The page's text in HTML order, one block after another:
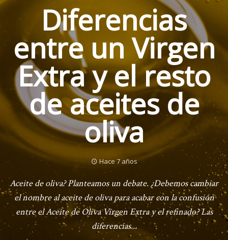
Diferencias
entre un Virgen
Extra y el resto
de aceites de
oliva
Hace 7 años
Aceite de oliva? Planteamos un debate. ¿Debemos cambiar
el nombre al aceite de oliva para acabar con la confusión
entre el Aceite de Oliva Virgen Extra y el refinado? Las
diferencias...